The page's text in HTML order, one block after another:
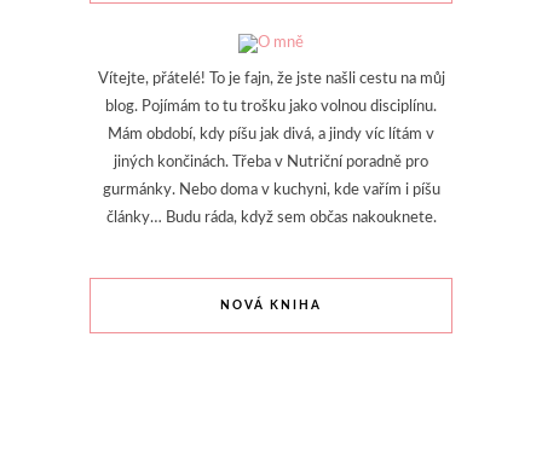
Vítejte, přátelé! To je fajn, že jste našli cestu na můj
blog. Pojímám to tu trošku jako volnou disciplínu.
Mám období, kdy píšu jak divá, a jindy víc lítám v
jiných končinách. Třeba v Nutriční poradně pro
gurmánky. Nebo doma v kuchyni, kde vařím i píšu
články… Budu ráda, když sem občas nakouknete.
NOVÁ KNIHA